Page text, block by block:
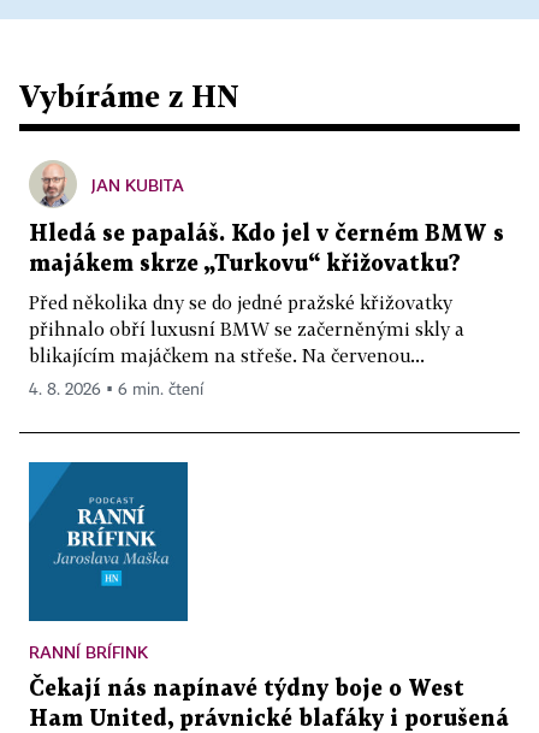
Vybíráme z HN
JAN KUBITA
Hledá se papaláš. Kdo jel v černém BMW s
majákem skrze „Turkovu“ křižovatku?
Před několika dny se do jedné pražské křižovatky
přihnalo obří luxusní BMW se začerněnými skly a
blikajícím majáčkem na střeše. Na červenou...
4. 8. 2026 ▪ 6 min. čtení
RANNÍ BRÍFINK
Čekají nás napínavé týdny boje o West
Ham United, právnické blafáky i porušená